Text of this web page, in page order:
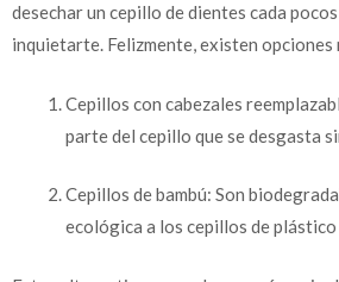
desechar un cepillo de dientes cada
inquietarte. Felizmente, existen opciones
Cepillos con cabezales
parte del cepillo que se desgasta
Cepillos de bambú: Son
ecológica a los cepillos de